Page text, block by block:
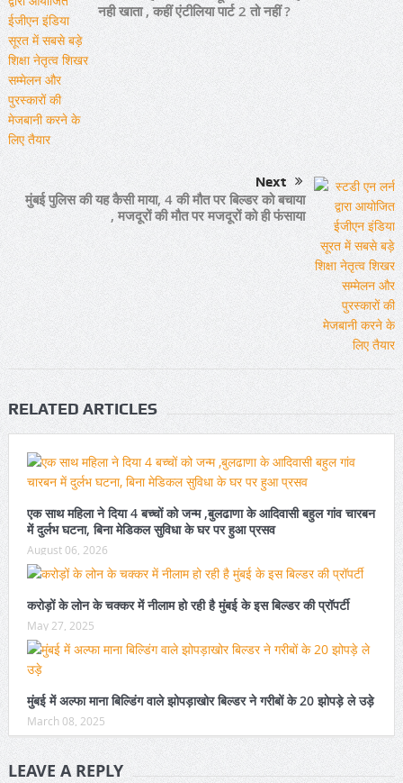
नही खाता , कहीं एंटीलिया पार्ट 2 तो नहीं ?
Next
मुंबई पुलिस की यह कैसी माया, 4 की मौत पर बिल्डर को बचाया
, मजदूरों की मौत पर मजदूरों को ही फंसाया
RELATED ARTICLES
एक साथ महिला ने दिया 4 बच्चों को जन्म ,बुलढाणा के आदिवासी बहुल गांव चारबन
में दुर्लभ घटना, बिना मेडिकल सुविधा के घर पर हुआ प्रसव
August 06, 2026
करोड़ों के लोन के चक्कर में नीलाम हो रही है मुंबई के इस बिल्डर की प्रॉपर्टी
May 27, 2025
मुंबई में अल्फा माना बिल्डिंग वाले झोपड़ाखोर बिल्डर ने गरीबों के 20 झोपड़े ले उड़े
March 08, 2025
LEAVE A REPLY